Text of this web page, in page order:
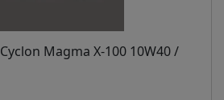
Magma Х-100 10W40 /